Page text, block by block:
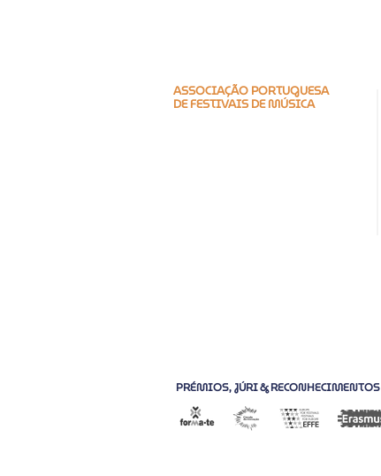
ASSOCIAÇÃO PORTUGUESA
DE FESTIVAIS DE MÚSICA
PRÉMIOS, JÚRI & RECONHECIMENTOS